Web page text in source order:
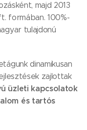
majd 2013
formában. 100%-
tulajdonú
dinamikusan
zajlottak
üzleti kapcsolatok
és tartós